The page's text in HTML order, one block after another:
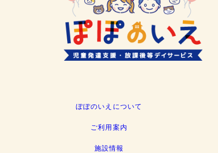
ぽぽのいえについて
ご利用案内
施設情報